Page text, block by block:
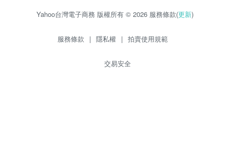
Yahoo台灣電子商務 版權所有 © 2026 服務條款(更新)
服務條款 | 隱私權 | 拍賣使用規範
交易安全